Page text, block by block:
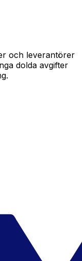
och leverantörer
dolda avgifter